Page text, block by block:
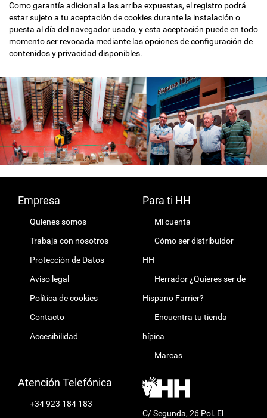
Como garantía adicional a las arriba expuestas, el registro podrá
estar sujeto a tu aceptación de cookies durante la instalación o
puesta al día del navegador usado, y esta aceptación puede en todo
momento ser revocada mediante las opciones de configuración de
contenidos y privacidad disponibles.
Empresa
Quienes somos
Trabaja con nosotros
Protección de Datos
Aviso legal
Política de cookies
Contacto
Accesibilidad
Para ti HH
Mi cuenta
Cómo ser distribuidor
HH
Herrador ¿Quieres ser de
Hispano Farrier?
Encuentra tu tienda
hípica
Marcas
Atención Telefónica
+34 923 184 183
C/ Segunda, 26 Pol. El